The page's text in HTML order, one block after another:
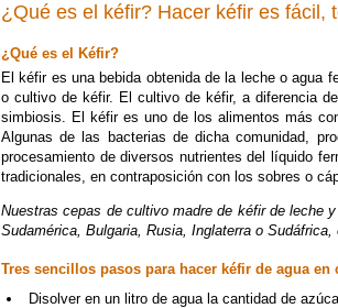
¿Qué es el kéfir? Hacer kéfir es fácil,
¿Qué es el Kéfir?
El kéfir es una bebida obtenida de la leche o agua
o cultivo de kéfir. El cultivo de kéfir, a diferencia
simbiosis. El kéfir es uno de los alimentos más
Algunas de las bacterias de dicha comunidad,
procesamiento de diversos nutrientes del líquido
tradicionales, en contraposición con los sobres o
Nuestras cepas de cultivo madre de kéfir de leche
Sudamérica, Bulgaria, Rusia, Inglaterra o
Tres sencillos pasos para hacer kéfir de agua en
Disolver en un litro de agua la cantidad de